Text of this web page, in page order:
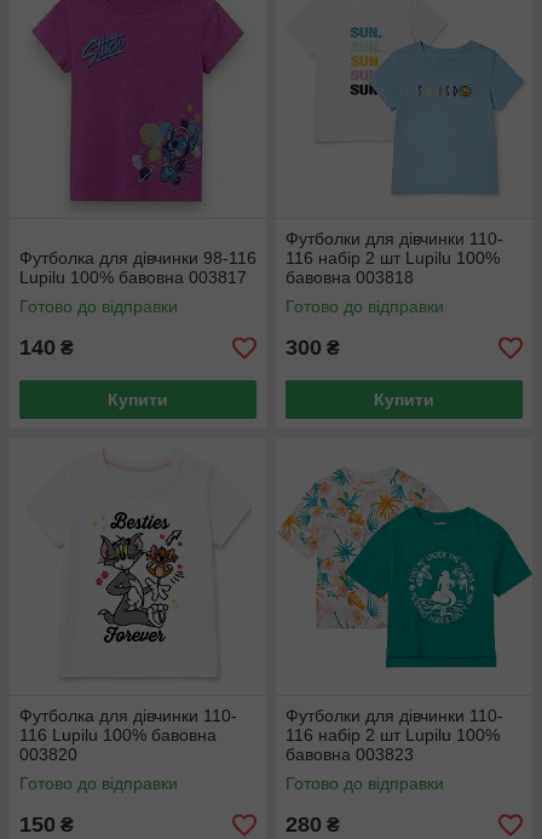
Футболка для дівчинки 98-116
Lupilu 100% бавовна 003817
Готово до відправки
140 ₴
Купити
Футболки для дівчинки 110-
116 набір 2 шт Lupilu 100%
бавовна 003818
Готово до відправки
300 ₴
Купити
Футболка для дівчинки 110-
116 Lupilu 100% бавовна
003820
Готово до відправки
150 ₴
Футболки для дівчинки 110-
116 набір 2 шт Lupilu 100%
бавовна 003823
Готово до відправки
280 ₴